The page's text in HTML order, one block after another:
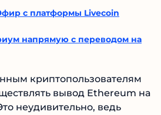
с платформы Livecoin
напрямую с переводом на
криптопользователям
вывод Ethereum на
неудивительно, ведь